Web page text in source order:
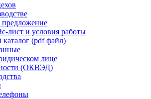
предложение
лист и условия работы
(pdf файл)
лице
(ОКВЭД)